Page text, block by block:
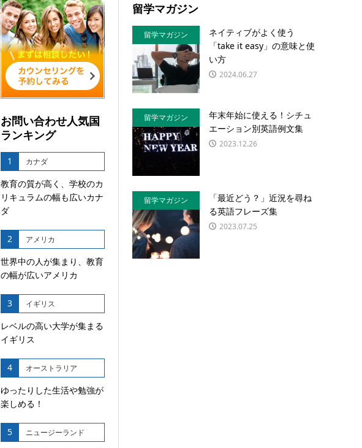
お問い合わせ人気国
ランキング
1 カナダ
教育の質が高く、学校のカ
リキュラムの幅も広いカナ
ダ
2 アメリカ
世界中の人が集まり、教育
の幅が広いアメリカ
3 イギリス
レベルの高い大学が集まる
イギリス
4 オーストラリア
ゆったりした生活や勉強が
楽しめる！
5 ニュージーランド
留学マガジン
留学マガジン
ネイティブがよく使う
「take it easy」の意味と使
い方
2024.06.27
留学マガジン
年末年始に使える！シチュ
エーション別英語例文集
2023.12.26
留学マガジン
「最近どう？」近況を尋ね
る英語フレーズ集
2023.07.25